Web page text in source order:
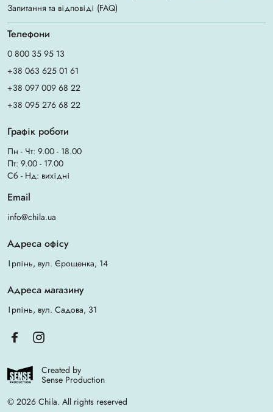
Запитання та відповіді (FAQ)
Телефони
0 800 35 95 13
+38 063 625 01 61
+38 097 009 68 22
+38 095 276 68 22
Графік роботи
Пн - Чт: 9.00 - 18.00
Пт: 9.00 - 17.00
Сб - Нд: вихідні
Email
info@chila.ua
Адреса офісу
Ірпінь, вул. Єрощенка, 14
Адреса магазину
Ірпінь, вул. Садова, 31
Created by
Sense Production
© 2026 Chila. All rights reserved